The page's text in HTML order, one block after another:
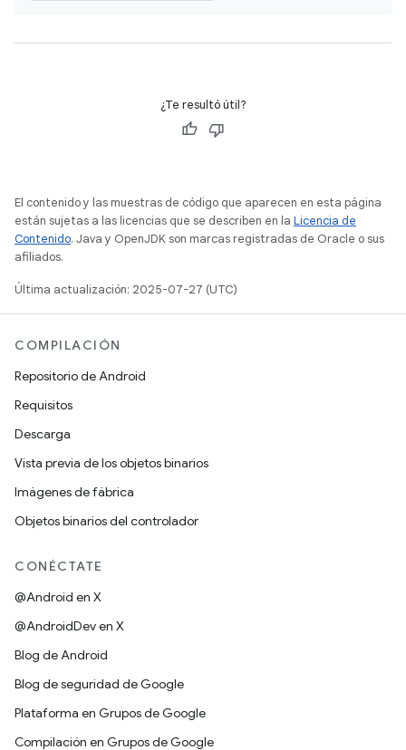
¿Te resultó útil?
El contenido y las muestras de código que aparecen en esta página
están sujetas a las licencias que se describen en la Licencia de
Contenido. Java y OpenJDK son marcas registradas de Oracle o sus
afiliados.
Última actualización: 2025-07-27 (UTC)
COMPILACIÓN
Repositorio de Android
Requisitos
Descarga
Vista previa de los objetos binarios
Imágenes de fábrica
Objetos binarios del controlador
CONÉCTATE
@Android en X
@AndroidDev en X
Blog de Android
Blog de seguridad de Google
Plataforma en Grupos de Google
Compilación en Grupos de Google